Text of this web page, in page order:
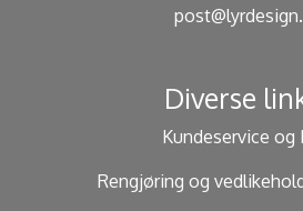
Diverse
Kundeservice og
Rengjøring og